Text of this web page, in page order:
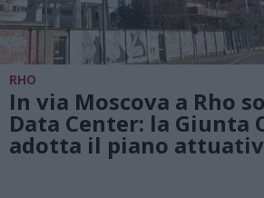
RHO
In via Moscova a Rho
Data Center: la Giunta
adotta il piano